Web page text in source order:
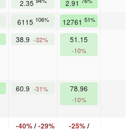
2.35 2.91
6115 106% 12761 51%
38.9 -32% 51.15
-10%
60.9 -31% 78.96
-10%
-40%/ -29% -25%/